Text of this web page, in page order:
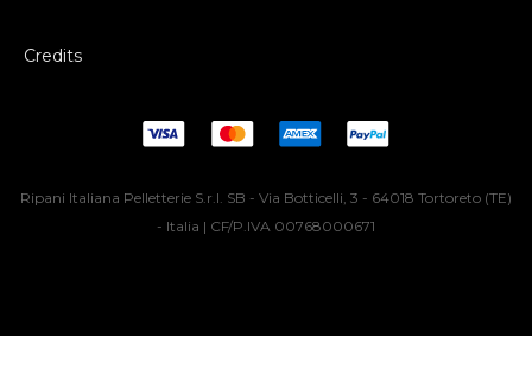
Credits
Ripani Italiana Pelletterie S.r.l. SB - Via Botticelli, 3 - 64018 Tortoreto (TE)
- Italia | CF/P.IVA 00768000671